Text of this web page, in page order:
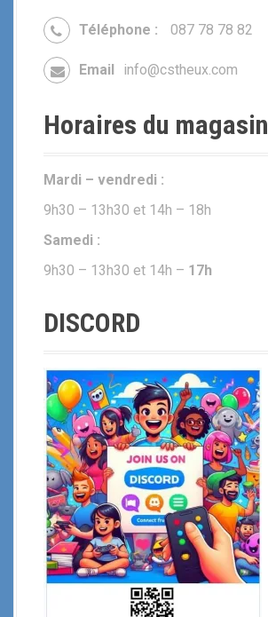
Téléphone : 087 78 78 82
Email info@cstheux.com
Horaires du magasin
Mardi – vendredi :
9h30 – 13h30 et 14h – 18h
Samedi :
9h30 – 13h30 et 14h – 17h
DISCORD